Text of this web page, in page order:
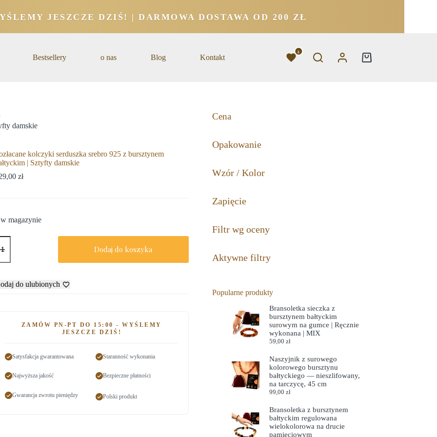
JESZCZE DZIŚ! | DARMOWA DOSTAWA OD 200 ZŁ
Bestsellery o nas Blog Kontakt
2
damskie
kolczyki serduszka srebro 925 z bursztynem
| Sztyfty damskie
zł
magazynie
Dodaj do koszyka
do ulubionych
ZAMÓW PN-PT DO 15:00 - WYŚLEMY
JESZCZE DZIŚ!
Satysfakcja gwarantowana Staranność wykonania
Najwyższa jakość Bezpieczne płatności
Gwarancja zwrotu pieniędzy Polski produkt
Cena
Opakowanie
Wzór / Kolor
Zapięcie
Filtr wg oceny
Aktywne filtry
Popularne produkty
Bransoletka sieczka z
bursztynem bałtyckim
surowym na gumce | Ręcznie
wykonana | MIX
59,00zł
Naszyjnik z surowego
kolorowego bursztynu
bałtyckiego — nieszlifowany,
na tarczycę, 45 cm
99,00zł
Bransoletka z bursztynem
bałtyckim regulowana
wielokolorowa na drucie
pamięciowym